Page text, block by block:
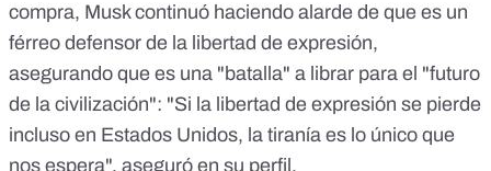
compra, Musk continuó haciendo alarde de que es un
férreo defensor de la libertad de expresión,
asegurando que es una "batalla" a librar para el "futuro
de la civilización": "Si la libertad de expresión se pierde
incluso en Estados Unidos, la tiranía es lo único que
nos espera", aseguró en su perfil.